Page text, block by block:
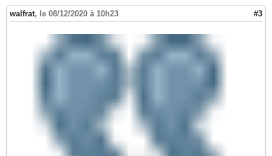
walfrat, le 08/12/2020 à 10h23 #3